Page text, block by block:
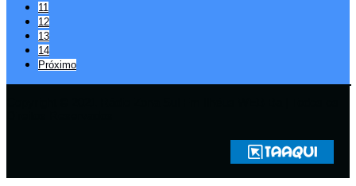
11
12
13
14
Próximo